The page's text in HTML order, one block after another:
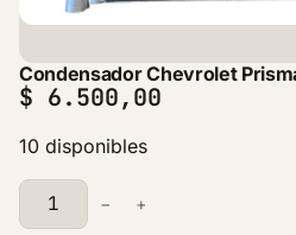
Condensador Chevrolet
$ 6.500,00
10 disponibles
C
o
− +